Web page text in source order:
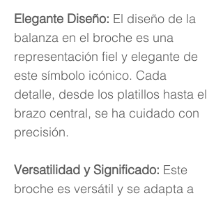
Elegante Diseño: El diseño de la
balanza en el broche es una
representación fiel y elegante de
este símbolo icónico. Cada
detalle, desde los platillos hasta el
brazo central, se ha cuidado con
precisión.
Versatilidad y Significado: Este
broche es versátil y se adapta a